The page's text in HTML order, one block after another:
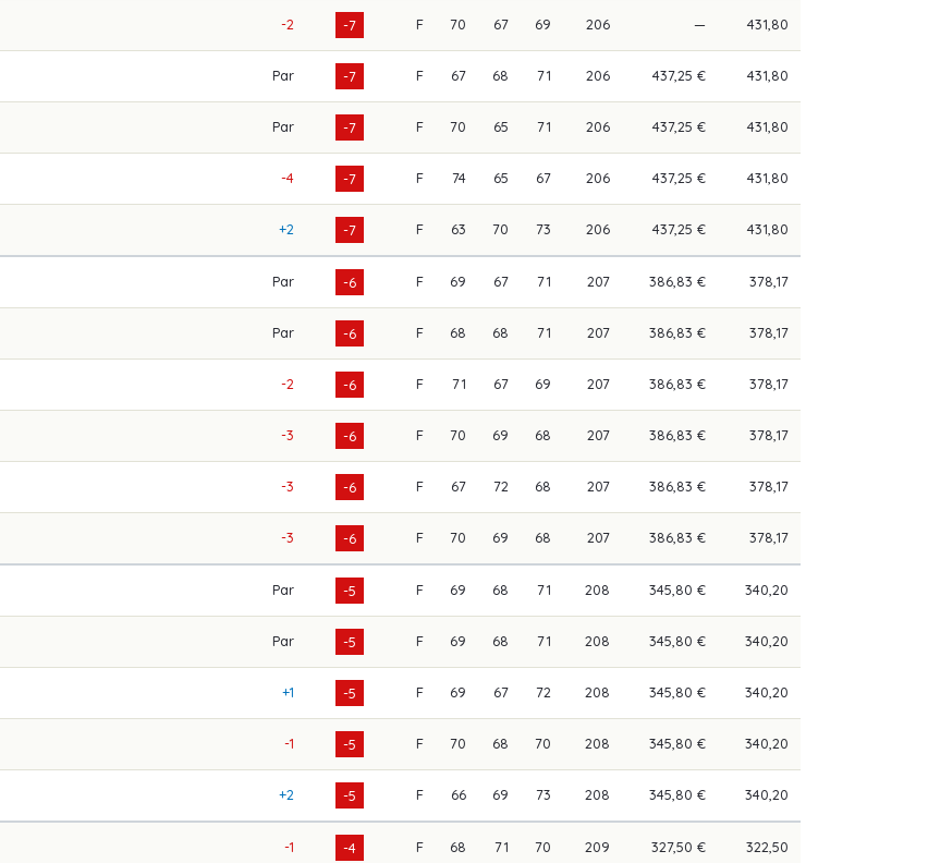
-2 -7 F 70 67 69 206 — 431,80
Par -7 F 67 68 71 206 437,25 € 431,80
Par -7 F 70 65 71 206 437,25 € 431,80
-4 -7 F 74 65 67 206 437,25 € 431,80
+2 -7 F 63 70 73 206 437,25 € 431,80
Par -6 F 69 67 71 207 386,83 € 378,17
Par -6 F 68 68 71 207 386,83 € 378,17
-2 -6 F 71 67 69 207 386,83 € 378,17
-3 -6 F 70 69 68 207 386,83 € 378,17
-3 -6 F 67 72 68 207 386,83 € 378,17
-3 -6 F 70 69 68 207 386,83 € 378,17
Par -5 F 69 68 71 208 345,80 € 340,20
Par -5 F 69 68 71 208 345,80 € 340,20
+1 -5 F 69 67 72 208 345,80 € 340,20
-1 -5 F 70 68 70 208 345,80 € 340,20
+2 -5 F 66 69 73 208 345,80 € 340,20
-1 -4 F 68 71 70 209 327,50 € 322,50